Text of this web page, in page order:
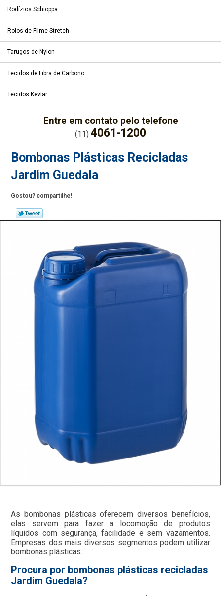
Rodízios Schioppa
Rolos de Filme Stretch
Tarugos de Nylon
Tecidos de Fibra de Carbono
Tecidos Kevlar
Entre em contato pelo telefone
(11) 4061-1200
Bombonas Plásticas Recicladas
Jardim Guedala
Gostou? compartilhe!
As bombonas plásticas oferecem diversos benefícios,
elas servem para fazer a locomoção de produtos
líquidos com segurança, facilidade e sem vazamentos.
Empresas dos mais diversos segmentos podem utilizar
bombonas plásticas.
Procura por bombonas plásticas recicladas
Jardim Guedala?